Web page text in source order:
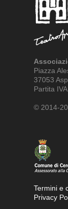
Piazza
37053
Partita
© 2014-
Termini e
Privacy